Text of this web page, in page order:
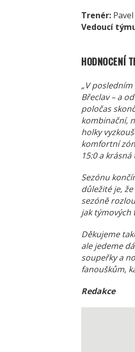
Trenér:
Vedoucí
HODNOCENÍ
„V
Břeclav – a
poločas
kombinační,
holky
komfortní
15:0 a
Sezónu
důležité je,
sezóně
jak týmových
Děkujeme
ale jedeme
soupeřky a
fanouškům,
Redakce